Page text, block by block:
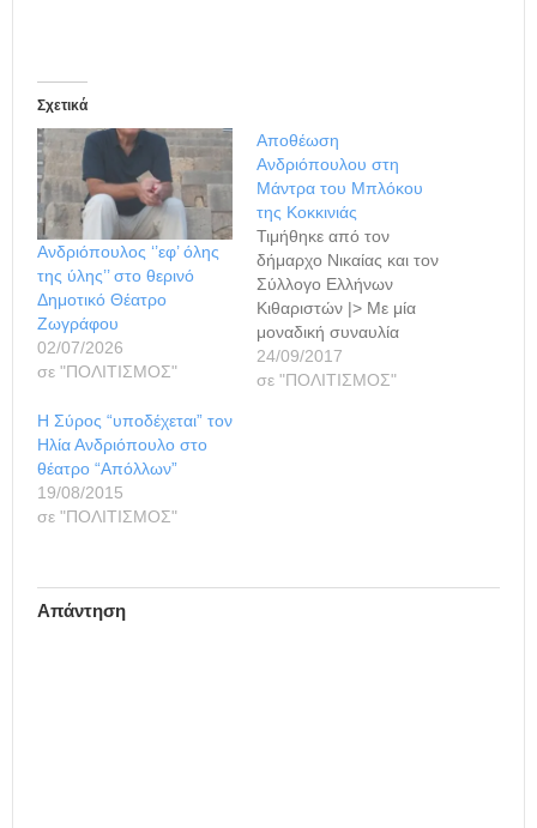
Σχετικά
Ανδριόπουλος ‘’εφ’ όλης
της ύλης’’ στο θερινό
Δημοτικό Θέατρο
Ζωγράφου
02/07/2026
σε "ΠΟΛΙΤΙΣΜΟΣ"
Αποθέωση
Ανδριόπουλου στη
Μάντρα του Μπλόκου
της Κοκκινιάς
Τιμήθηκε από τον
δήμαρχο Νικαίας και τον
Σύλλογο Ελλήνων
Κιθαριστών |> Με μία
μοναδική συναυλία
αφιερωμένη στο μουσικό
έργο του Ηλία
24/09/2017
σε "ΠΟΛΙΤΙΣΜΟΣ"
Η Σύρος “υποδέχεται” τον
Ηλία Ανδριόπουλο στο
θέατρο “Απόλλων”
19/08/2015
σε "ΠΟΛΙΤΙΣΜΟΣ"
Απάντηση